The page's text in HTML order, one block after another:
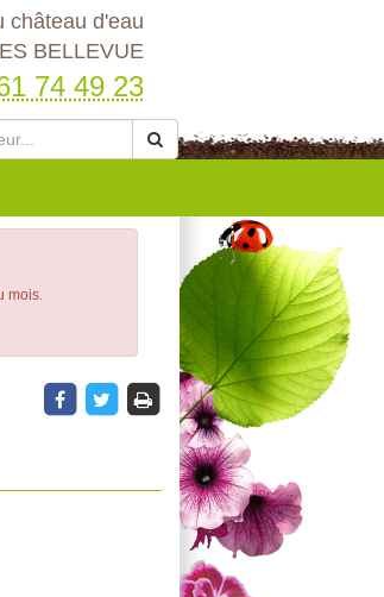
château d'eau
BELLEVUE
74 49 23
mois.